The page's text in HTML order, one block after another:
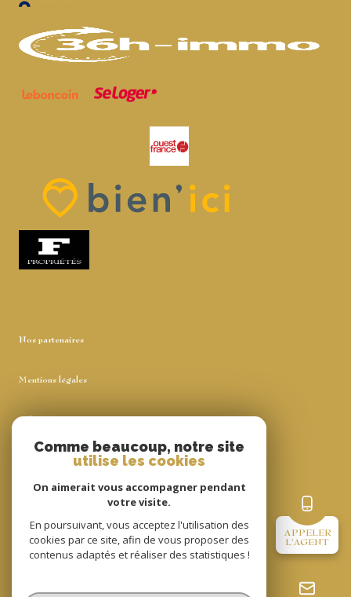
APPELER
L'AGENT
Nos partenaires
Mentions légales
Admin
Nos honoraires
Cookies
© 2026 | Tous droits réservés
Comme beaucoup, notre site
utilise les cookies
On aimerait vous accompagner pendant
votre visite.
En poursuivant, vous acceptez l'utilisation des
cookies par ce site, afin de vous proposer des
contenus adaptés et réaliser des statistiques !